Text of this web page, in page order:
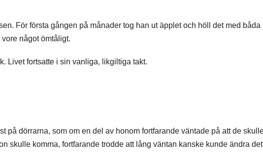
För första gången på månader tog han ut äpplet och höll det med båda
något ömtåligt.
Livet fortsatte i sin vanliga, likgiltiga takt.
på dörrarna, som om en del av honom fortfarande väntade på att de
skulle komma, fortfarande trodde att lång väntan kanske kunde ändra